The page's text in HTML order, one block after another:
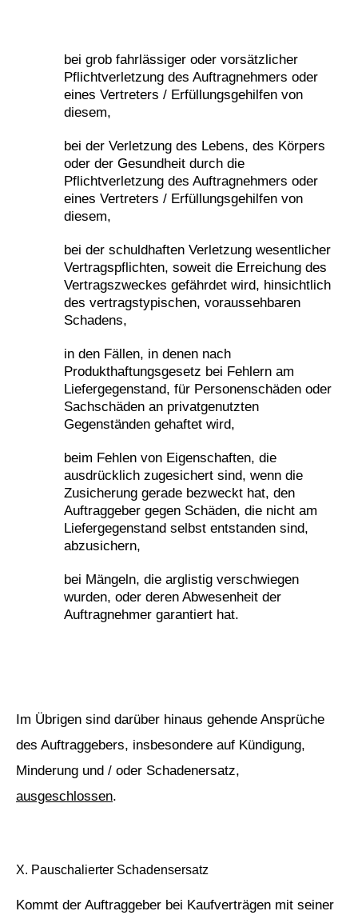
bei grob fahrlässiger oder vorsätzlicher
Pflichtverletzung des Auftragnehmers oder
eines Vertreters / Erfüllungsgehilfen von
diesem,
bei der Verletzung des Lebens, des Körpers
oder der Gesundheit durch die
Pflichtverletzung des Auftragnehmers oder
eines Vertreters / Erfüllungsgehilfen von
diesem,
bei der schuldhaften Verletzung wesentlicher
Vertragspflichten, soweit die Erreichung des
Vertragszweckes gefährdet wird, hinsichtlich
des vertragstypischen, voraussehbaren
Schadens,
in den Fällen, in denen nach
Produkthaftungsgesetz bei Fehlern am
Liefergegenstand, für Personenschäden oder
Sachschäden an privatgenutzten
Gegenständen gehaftet wird,
beim Fehlen von Eigenschaften, die
ausdrücklich zugesichert sind, wenn die
Zusicherung gerade bezweckt hat, den
Auftraggeber gegen Schäden, die nicht am
Liefergegenstand selbst entstanden sind,
abzusichern,
bei Mängeln, die arglistig verschwiegen
wurden, oder deren Abwesenheit der
Auftragnehmer garantiert hat.
Im Übrigen sind darüber hinaus gehende Ansprüche
des Auftraggebers, insbesondere auf Kündigung,
Minderung und / oder Schadenersatz,
ausgeschlossen.
X. Pauschalierter Schadensersatz
Kommt der Auftraggeber bei Kaufverträgen mit seiner